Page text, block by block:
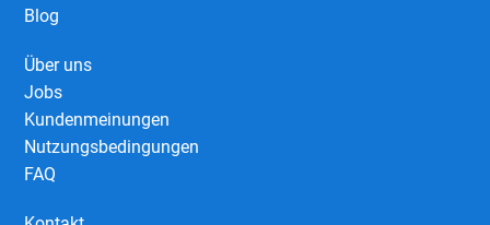
Blog
Über uns
Jobs
Kundenmeinungen
Nutzungsbedingungen
FAQ